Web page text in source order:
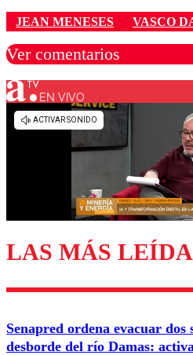
JEAN MENESES VASCO
Ver comentarios
Los comentarios son
diálogo
EN VIVO
LAS MÁS
Senapred ordena evacuar dos
desborde del río Damas: